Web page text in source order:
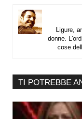
Ligure,
donne.
cose
TI POTREBBE